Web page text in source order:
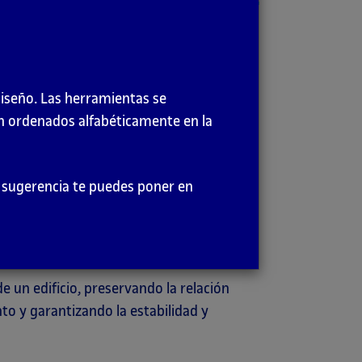
periódicos y revistas, el contenido
o incluso con más
gráfica que proporciona identidad
un edificio, preservando la relación
y garantizando la estabilidad y
Las herramientas se
ordenados alfabéticamente en la
te puedes poner en